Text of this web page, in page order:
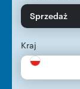
Sprzedaż
Kraj